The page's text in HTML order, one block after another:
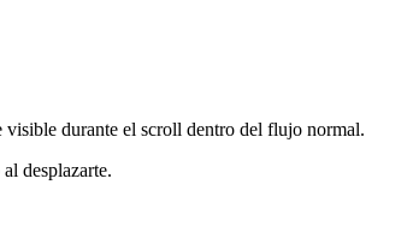
durante el scroll dentro del flujo normal.
desplazarte.